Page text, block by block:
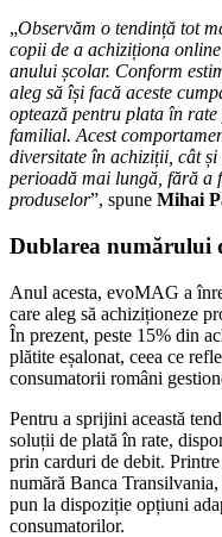
„Observăm o tendință tot
copii de a achiziționa
anului școlar. Conform
aleg să își facă aceste
optează pentru plata în
familial. Acest
diversitate în achiziții, cât
perioadă mai lungă, fără a
produselor”, spune Mihai
Dublarea numărului
Anul acesta, evoMAG a
care aleg să achiziționeze
În prezent, peste 15% din
plătite eșalonat, ceea ce
consumatorii români
Pentru a sprijini această
soluții de plată în rate,
prin carduri de debit.
numără Banca
pun la dispoziție opțiuni
consumatorilor.